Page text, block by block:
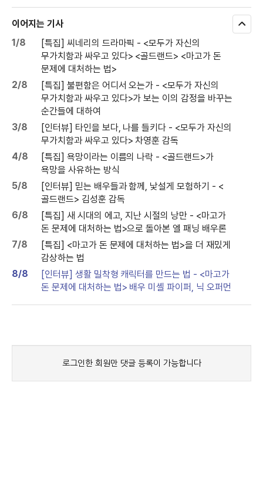
이어지는 기사
1/8
[특집] 씨네리의 드라마픽 - <모두가 자신의
무가치함과 싸우고 있다> <골드랜드> <마고가 돈
문제에 대처하는 법>
2/8
[특집] 불편함은 어디서 오는가 - <모두가 자신의
무가치함과 싸우고 있다>가 보는 이의 감정을 바꾸는
순간들에 대하여
3/8
[인터뷰] 타인을 보다, 나를 들키다 - <모두가 자신의
무가치함과 싸우고 있다> 차영훈 감독
4/8
[특집] 욕망이라는 이름의 나락 - <골드랜드>가
욕망을 사유하는 방식
5/8
[인터뷰] 믿는 배우들과 함께, 낯설게 모험하기 - <
골드랜드> 김성훈 감독
6/8
[특집] 새 시대의 에고, 지난 시절의 낭만 - <마고가
돈 문제에 대처하는 법>으로 돌아본 엘 패닝 배우론
7/8
[특집] <마고가 돈 문제에 대처하는 법>을 더 재밌게
감상하는 법
8/8
[인터뷰] 생활 밀착형 캐릭터를 만드는 법 - <마고가
돈 문제에 대처하는 법> 배우 미셸 파이퍼, 닉 오퍼먼
모